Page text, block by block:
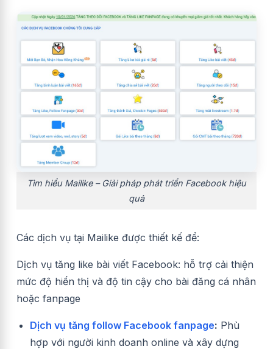
Tìm hiểu Mailike – Giải pháp phát triển Facebook hiệu
quả
Các dịch vụ tại Mailike được thiết kế để:
Dịch vụ tăng like bài viết Facebook: hỗ trợ cải thiện
mức độ hiển thị và độ tin cậy cho bài đăng cá nhân
hoặc fanpage
Dịch vụ tăng follow Facebook fanpage: Phù
hợp với người kinh doanh online và xây dựng